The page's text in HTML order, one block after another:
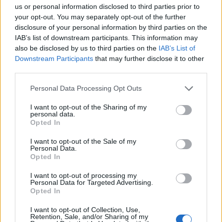
us or personal information disclosed to third parties prior to
your opt-out. You may separately opt-out of the further
disclosure of your personal information by third parties on the
IAB’s list of downstream participants. This information may
also be disclosed by us to third parties on the IAB’s List of
Downstream Participants that may further disclose it to other
Personal Data Processing Opt Outs
I want to opt-out of the Sharing of my
personal data.
Opted In
I want to opt-out of the Sale of my
Personal Data.
Opted In
I want to opt-out of processing my
Personal Data for Targeted Advertising.
Opted In
I want to opt-out of Collection, Use,
Retention, Sale, and/or Sharing of my
Mateo poston foto,
komenti i Brikenës merr
gjithë vëmendjen
Fluks i lartë në Pediatrinë
e Vlorës, 70-80 vizita dhe
35 shtrime çdo ditë
Ariana Grande sqaron
nga jeta publike: E
planifikoja prej kohësh
qindra qytetarë shijojnë